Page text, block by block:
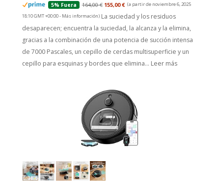
5% Fuera 164,00 € 155,00 € (a partir de noviembre 6, 2025
18:10 GMT +00:00 - Más información) La suciedad y los residuos
desaparecen; encuentra la suciedad, la alcanza y la elimina,
gracias a la combinación de una potencia de succión intensa
de 7000 Pascales, un cepillo de cerdas multisuperficie y un
cepillo para esquinas y bordes que elimina... Leer más